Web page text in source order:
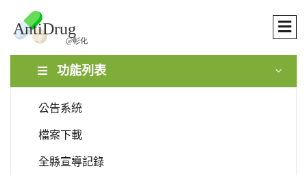
功能列表
公告系統
檔案下載
全縣宣導記錄